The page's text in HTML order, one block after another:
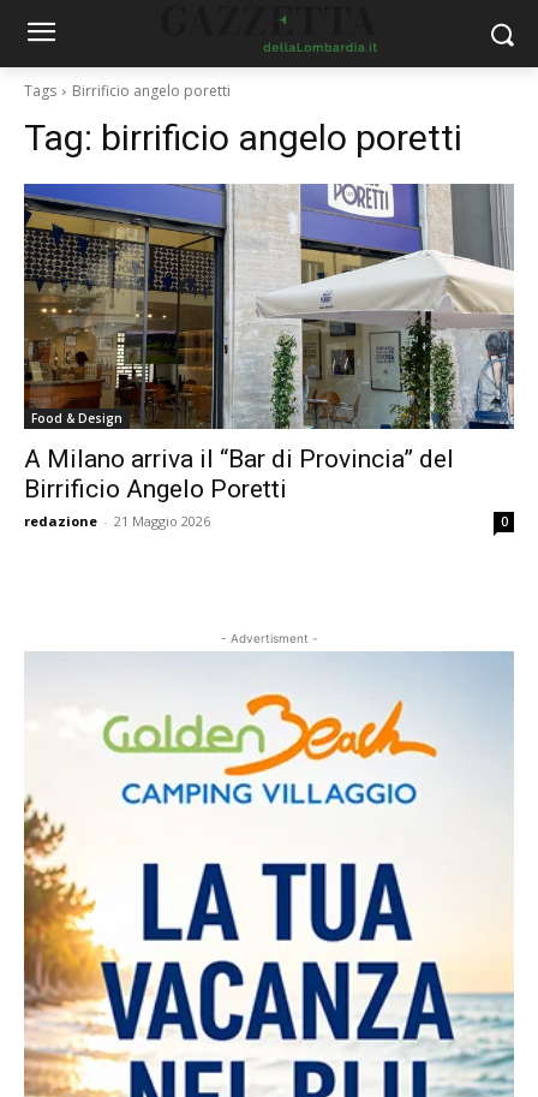
Tags Birrificio angelo poretti
Tag: birrificio angelo poretti
Food & Design
A Milano arriva il “Bar di Provincia” del
Birrificio Angelo Poretti
redazione - 21 Maggio 2026 0
- Advertisment -